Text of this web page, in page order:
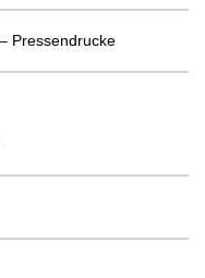
Pressendrucke